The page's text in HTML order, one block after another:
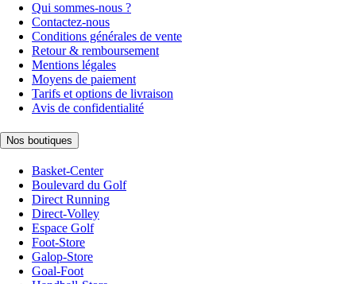
Qui sommes-nous ?
Contactez-nous
Conditions générales de vente
Retour & remboursement
Mentions légales
Moyens de paiement
Tarifs et options de livraison
Avis de confidentialité
Nos boutiques
Basket-Center
Boulevard du Golf
Direct Running
Direct-Volley
Espace Golf
Foot-Store
Galop-Store
Goal-Foot